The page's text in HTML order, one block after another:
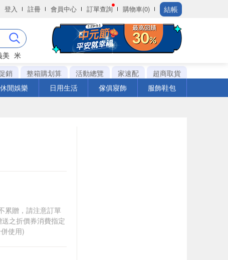
登入 註冊 會員中心 訂單查詢 購物車(0) 結帳
美 米
銷 整箱購划算 活動總覽 家速配
超商取貨
休閒娛樂 日用生活 傢俱寢飾 服飾鞋包
累贈，請注意訂單
之折價券消費指定
使用)